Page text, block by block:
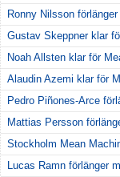
Ronny Nilsson
Gustav Skeppner klar
Noah Allsten klar för
Alaudin Azemi klar för
Pedro Piñones-Arce
Mattias Persson
Stockholm Mean
Lucas Ramn förlänger